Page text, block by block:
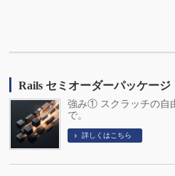
Rails セミオーダーパッケージ
強み① スクラッチの自
で。
詳しくはこちら